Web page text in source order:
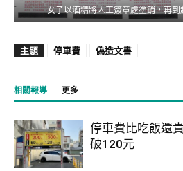
女子以酒精將人工簽章處塗銷，再
主題 停車費 偽造文書
相關報導 更多
停車費比吃飯還
破120元